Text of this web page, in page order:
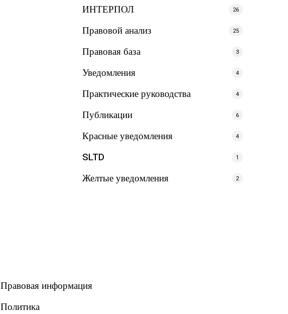
ИНТЕРПОЛ 26
Правовой анализ 25
Правовая база 3
Уведомления 4
Практические руководства 4
Публикации 6
Красные уведомления 4
SLTD 1
Желтые уведомления 2
Правовая информация
Политика